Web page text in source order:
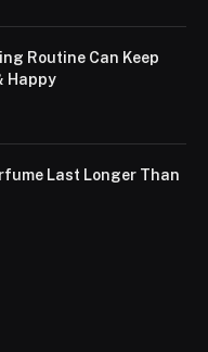
Routine Can Keep
Happy
Last Longer Than